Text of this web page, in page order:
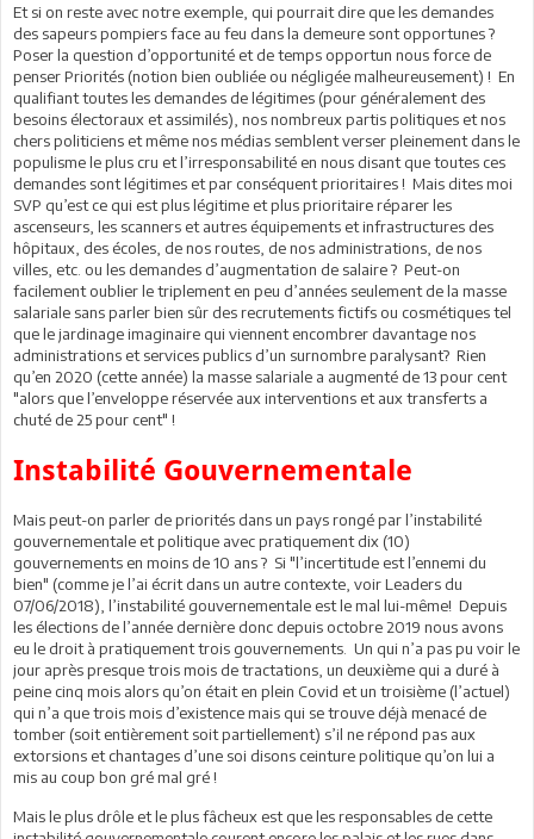
Et si on reste avec notre exemple, qui pourrait dire que les demandes
des sapeurs pompiers face au feu dans la demeure sont opportunes ?
Poser la question d’opportunité et de temps opportun nous force de
penser Priorités (notion bien oubliée ou négligée malheureusement) ! En
qualifiant toutes les demandes de légitimes (pour généralement des
besoins électoraux et assimilés), nos nombreux partis politiques et nos
chers politiciens et même nos médias semblent verser pleinement dans le
populisme le plus cru et l’irresponsabilité en nous disant que toutes ces
demandes sont légitimes et par conséquent prioritaires ! Mais dites moi
SVP qu’est ce qui est plus légitime et plus prioritaire réparer les
ascenseurs, les scanners et autres équipements et infrastructures des
hôpitaux, des écoles, de nos routes, de nos administrations, de nos
villes, etc. ou les demandes d’augmentation de salaire ? Peut-on
facilement oublier le triplement en peu d’années seulement de la masse
salariale sans parler bien sûr des recrutements fictifs ou cosmétiques tel
que le jardinage imaginaire qui viennent encombrer davantage nos
administrations et services publics d’un surnombre paralysant? Rien
qu’en 2020 (cette année) la masse salariale a augmenté de 13 pour cent
"alors que l’enveloppe réservée aux interventions et aux transferts a
chuté de 25 pour cent" !
Instabilité Gouvernementale
Mais peut-on parler de priorités dans un pays rongé par l’instabilité
gouvernementale et politique avec pratiquement dix (10)
gouvernements en moins de 10 ans ? Si "l’incertitude est l’ennemi du
bien" (comme je l’ai écrit dans un autre contexte, voir Leaders du
07/06/2018), l’instabilité gouvernementale est le mal lui-même! Depuis
les élections de l’année dernière donc depuis octobre 2019 nous avons
eu le droit à pratiquement trois gouvernements. Un qui n’a pas pu voir le
jour après presque trois mois de tractations, un deuxième qui a duré à
peine cinq mois alors qu’on était en plein Covid et un troisième (l’actuel)
qui n’a que trois mois d’existence mais qui se trouve déjà menacé de
tomber (soit entièrement soit partiellement) s’il ne répond pas aux
extorsions et chantages d’une soi disons ceinture politique qu’on lui a
mis au coup bon gré mal gré !
Mais le plus drôle et le plus fâcheux est que les responsables de cette